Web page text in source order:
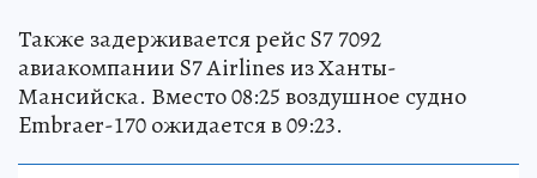
Также задерживается рейс S7 7092
авиакомпании S7 Airlines из Ханты-
Мансийска. Вместо 08:25 воздушное судно
Embraer-170 ожидается в 09:23.